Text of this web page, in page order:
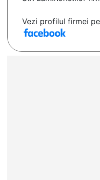
Vezi profilul firmei pe